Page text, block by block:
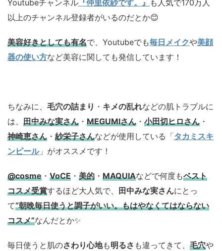
Youtubeチャンネル 『仲里依紗です。』 も人気で170万人
以上のチャンネル登録者がいるのだとか😊
美容好きとしても有名で、Youtubeでも毎日メイクや美顔
器の使い方など美容に関しても発信しています！
ちなみに、 毛穴の詰まり ・ キメの乱れなどの肌トラブルに
は、 田中みな実さん ・ MEGUMIさん ・ 小田切ヒロさん ・
神崎恵さん ・ 紗栄子さんなどが使用している「タカミスキ
ンピール」がオススメです！
@cosme ・ VoCE ・ 美的 ・ MAQUIAなどで何度もベスト
コスメ受賞するほど大人気で、 田中みな実さんにとっ
て“朝晩毎日使うと調子がいい。もはやなくてはならない
コスメ”なんだとか✨
毎日使うと肌のさわり心地も明るさ も違ってきて、 毛穴や